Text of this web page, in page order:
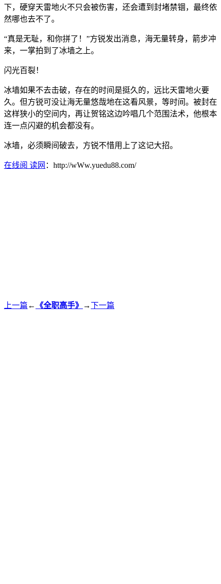
下，硬穿天雷地火不只会被伤害，还会遭到封堵禁锢，最终依
然哪也去不了。
“真是无耻，和你拼了！”方锐发出消息，海无量转身，箭步冲
来，一掌拍到了冰墙之上。
闪光百裂！
冰墙如果不去击破，存在的时间是挺久的，远比天雷地火要
久。但方锐可没让海无量悠哉地在这看风景，等时间。被封在
这样狭小的空间内，再让贺铭这边吟唱几个范围法术，他根本
连一点闪避的机会都没有。
冰墙，必须瞬间破去，方锐不惜用上了这记大招。
在线阅 读网 ：http://wWw.yuedu88.com/
上一篇 ← 《全职高手》 →下一篇